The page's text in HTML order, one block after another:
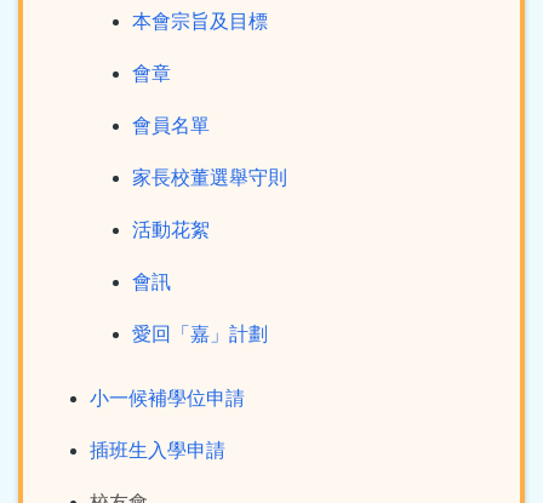
本會宗旨及目標
會章
會員名單
家長校董選舉守則
活動花絮
會訊
愛回「嘉」計劃
小一候補學位申請
插班生入學申請